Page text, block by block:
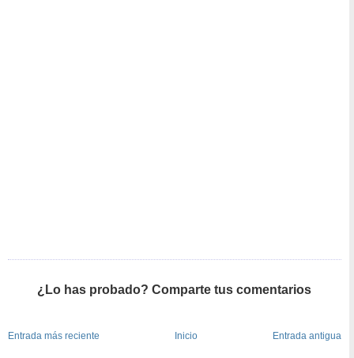
¿Lo has probado? Comparte tus comentarios
Entrada más reciente Entrada antigua
Inicio